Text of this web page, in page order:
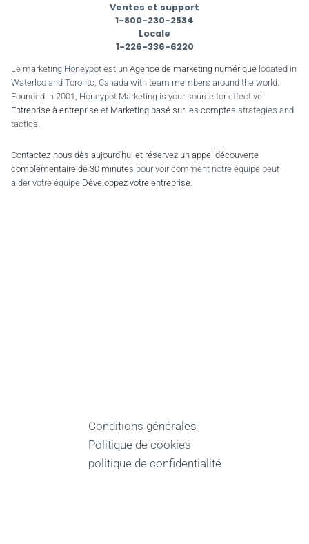
Ventes et support
1-800-230-2534
Locale
1-226-336-6220
Le marketing Honeypot est un Agence de marketing numérique located in
Waterloo and Toronto, Canada with team members around the world.
Founded in 2001, Honeypot Marketing is your source for effective
Entreprise à entreprise et Marketing basé sur les comptes strategies and
tactics.
Contactez-nous dès aujourd'hui et réservez un appel découverte
complémentaire de 30 minutes pour voir comment notre équipe peut
aider votre équipe Développez votre entreprise.
Conditions générales
Politique de cookies
politique de confidentialité